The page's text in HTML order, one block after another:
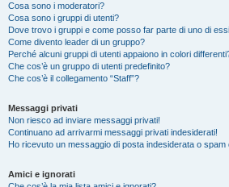
Cosa sono i moderatori?
Cosa sono i gruppi di utenti?
Dove trovo i gruppi e come posso far parte di uno di
Come divento leader di un gruppo?
Perché alcuni gruppi di utenti appaiono in colori
Che cos’è un gruppo di utenti predefinito?
Che cos’è il collegamento “Staff”?
Messaggi privati
Non riesco ad inviare messaggi privati!
Continuano ad arrivarmi messaggi privati indesiderati!
Ho ricevuto un messaggio di posta indesiderata o spam
Amici e ignorati